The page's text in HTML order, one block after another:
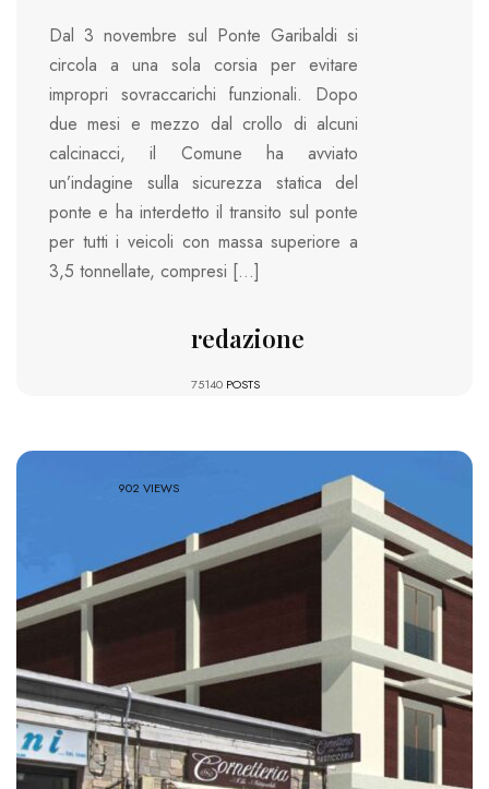
Dal 3 novembre sul Ponte Garibaldi si
circola a una sola corsia per evitare
impropri sovraccarichi funzionali. Dopo
due mesi e mezzo dal crollo di alcuni
calcinacci, il Comune ha avviato
un’indagine sulla sicurezza statica del
ponte e ha interdetto il transito sul ponte
per tutti i veicoli con massa superiore a
3,5 tonnellate, compresi […]
redazione
75140 POSTS
902 VIEWS